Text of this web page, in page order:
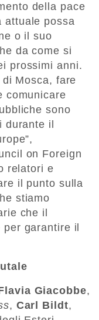
della pace
attuale possa
o il suo
da come si
prossimi anni.
Mosca, fare
comunicare
sono
il
on Foreign
relatori e
il punto sulla
stiamo
che il
garantire il
Giacobbe,
, Carl Bildt,